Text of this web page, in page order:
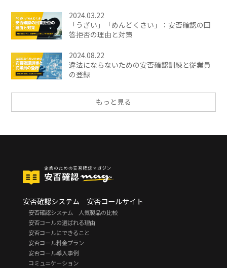
2024.03.22
「うざい」「めんどくさい」：安否確認の回
答拒否の理由と対策
2024.08.22
違法にならないための安否確認訓練と従業員
の登録
もっと見る
安否確認システム 安否コールサイト
安否確認システム 人気製品の比較
安否コールの選ばれる理由
安否コールにできること
安否コール料金プラン
安否コール導入事例
コミュニケーション